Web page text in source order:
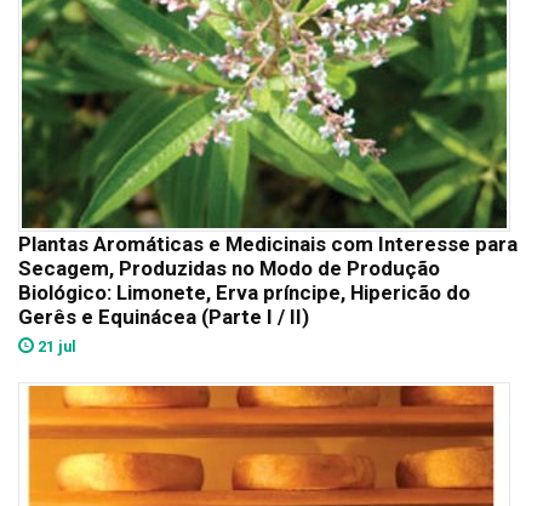
Plantas Aromáticas e Medicinais com Interesse para
Secagem, Produzidas no Modo de Produção
Biológico: Limonete, Erva príncipe, Hipericão do
Gerês e Equinácea (Parte I / II)
21 jul